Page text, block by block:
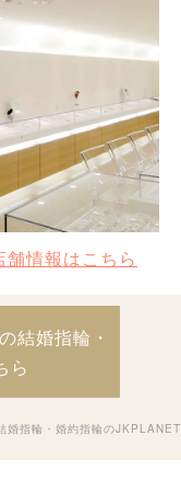
情報はこちら
結婚指輪・
ら
婚指輪・婚約指輪のJKPLANET